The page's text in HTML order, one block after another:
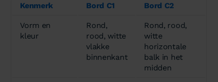
Kenmerk Bord C1 Bord C2
Vorm en
kleur
Rond,
rood, witte
vlakke
binnenkant
Rond, rood,
witte
horizontale
balk in het
midden